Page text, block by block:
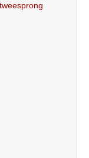
een tweesprong